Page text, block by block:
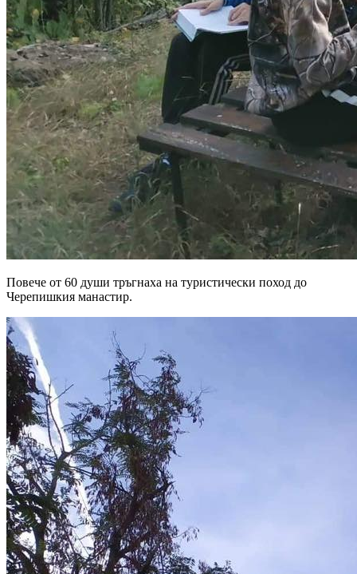
Повече от 60 души тръгнаха на туристически поход до
Черепишкия манастир.